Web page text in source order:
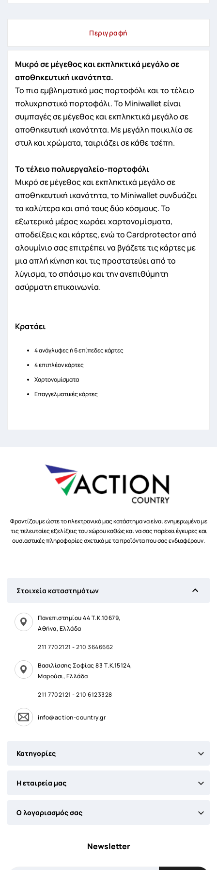
Περιγραφή
Μικρό σε μέγεθος και εκπληκτικά μεγάλο σε
αποθηκευτική ικανότητα.
Το πιο εμβληματικό μας πορτοφόλι και το τέλειο
πολυχρηστικό πορτοφόλι. Το Miniwallet είναι
συμπαγές σε μέγεθος και εκπληκτικά μεγάλο σε
αποθηκευτική ικανότητα. Με μεγάλη ποικιλία σε
στυλ και χρώματα, ταιριάζει σε κάθε τσέπη.
Το τέλειο πολυεργαλείο-πορτοφόλι
Μικρό σε μέγεθος και εκπληκτικά μεγάλο σε
αποθηκευτική ικανότητα, το Miniwallet συνδυάζει
τα καλύτερα και από τους δύο κόσμους. Το
εξωτερικό μέρος χωράει χαρτονομίσματα,
αποδείξεις και κάρτες, ενώ το Cardprotector από
αλουμίνιο σας επιτρέπει να βγάζετε τις κάρτες με
μια απλή κίνηση και τις προστατεύει από το
λύγισμα, το σπάσιμο και την ανεπιθύμητη
ασύρματη επικοινωνία.
Κρατάει
4 ανάγλυφες ή 6 επίπεδες κάρτες
4 επιπλέον κάρτες
Χαρτονομίσματα
Επαγγελματικές κάρτες
Φροντίζουμε ώστε το ηλεκτρονικό μας κατάστημα να είναι ενημερωμένο με
τις τελευταίες εξελίξεις του χώρου καθώς και να σας παρέχει έγκυρες και
ουσιαστικές πληροφορίες σχετικά με τα προϊόντα που σας ενδιαφέρουν.
Στοιχεία καταστημάτων 
Πανεπιστημίου 44 Τ.Κ.10679,
Αθήνα, Ελλάδα
211 7702121 -210 3646662
Βασιλίσσης Σοφίας 83 Τ.Κ.15124,
Μαρούσι, Ελλάδα
211 7702121 -210 6123328
info@action-country.gr
Κατηγορίες 
Η εταιρεία μας 
Ο λογαριασμός σας 
Newsletter